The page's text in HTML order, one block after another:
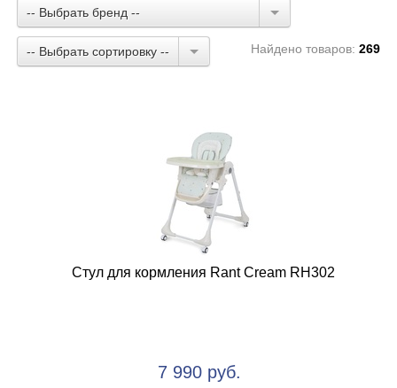
-- Выбрать бренд --
-- Выбрать сортировку -- Найдено товаров: 269
Стул для кормления Rant Cream RH302
7 990 руб.